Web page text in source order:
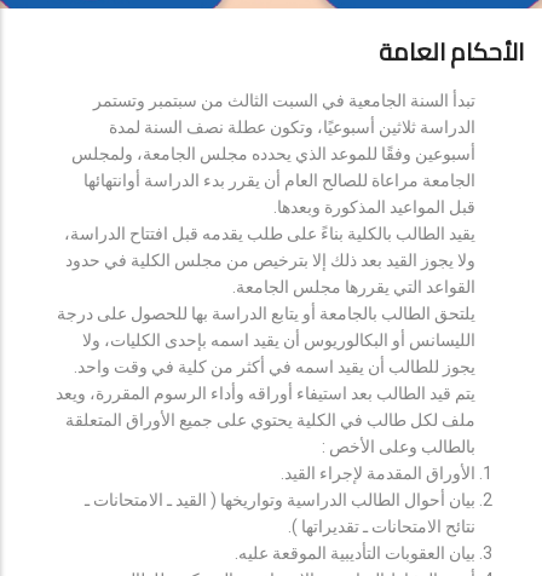
الأحكام العامة
تبدأ السنة الجامعية في السبت الثالث من سبتمبر وتستمر
الدراسة ثلاثين أسبوعيًا، وتكون عطلة نصف السنة لمدة
أسبوعين وفقًا للموعد الذي يحدده مجلس الجامعة، ولمجلس
الجامعة مراعاة للصالح العام أن يقرر بدء الدراسة أوانتهائها
قبل المواعيد المذكورة وبعدها.
يقيد الطالب بالكلية بناءً على طلب يقدمه قبل افتتاح الدراسة،
ولا يجوز القيد بعد ذلك إلا بترخيص من مجلس الكلية في حدود
القواعد التي يقررها مجلس الجامعة.
يلتحق الطالب بالجامعة أو يتابع الدراسة بها للحصول على درجة
الليسانس أو البكالوريوس أن يقيد اسمه بإحدى الكليات، ولا
يجوز للطالب أن يقيد اسمه في أكثر من كلية في وقت واحد.
يتم قيد الطالب بعد استيفاء أوراقه وأداء الرسوم المقررة، ويعد
ملف لكل طالب في الكلية يحتوي على جميع الأوراق المتعلقة
بالطالب وعلى الأخص :
الأوراق المقدمة لإجراء القيد.
بيان أحوال الطالب الدراسية وتواريخها ( القيد ـ الامتحانات ـ
نتائح الامتحانات ـ تقديراتها ).
بيان العقوبات التأديبية الموقعة عليه.